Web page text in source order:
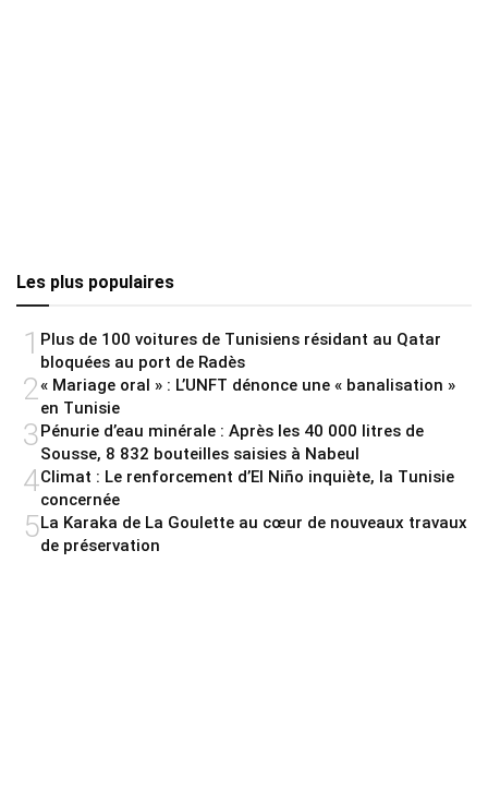
Les plus populaires
1 Plus de 100 voitures de Tunisiens résidant au Qatar
bloquées au port de Radès
2« Mariage oral » : L’UNFT dénonce une « banalisation »
en Tunisie
3Pénurie d’eau minérale : Après les 40 000 litres de
Sousse, 8 832 bouteilles saisies à Nabeul
4Climat : Le renforcement d’El Niño inquiète, la Tunisie
concernée
5La Karaka de La Goulette au cœur de nouveaux travaux
de préservation